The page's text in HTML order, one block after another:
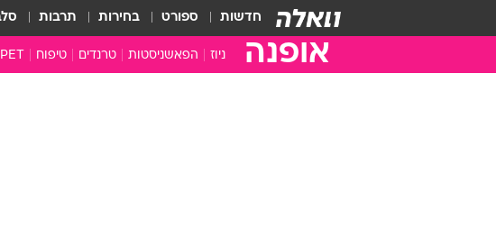
חדשות ספורט בחירות תרבות
אופנה ניוז הפאשניסטות טרנדים טיפוח